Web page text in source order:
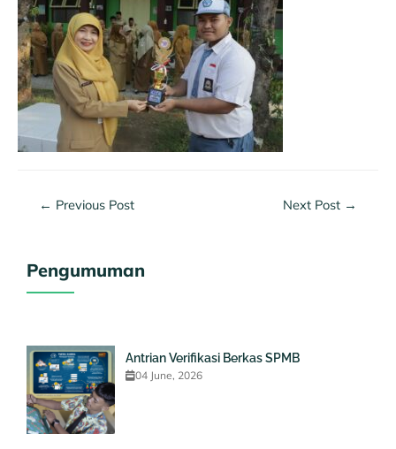
← Previous Post Next Post →
Pengumuman
Antrian Verifikasi Berkas SPMB
04 June, 2026